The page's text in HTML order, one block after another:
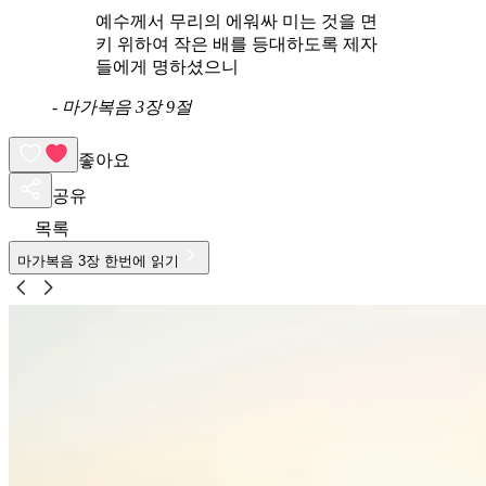
예수께서 무리의 에워싸 미는 것을 면
키 위하여 작은 배를 등대하도록 제자
들에게 명하셨으니
- 마가복음 3장 9절
좋아요
공유
목록
마가복음 3장 한번에 읽기